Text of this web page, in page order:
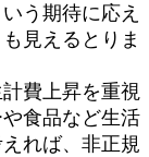
う期待に応え
見えるとりま
費上昇を重視
食品など生活
れば、非正規